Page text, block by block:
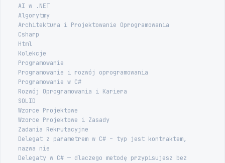
AI w .NET
Algorytmy
Architektura i Projektowanie Oprogramowania
Csharp
Html
Kolekcje
Programowanie
Programowanie i rozwój oprogramowania
Programowanie w C#
Rozwój Oprogramowania i Kariera
SOLID
Wzorce Projektowe
Wzorce Projektowe i Zasady
Zadania Rekrutacyjne
Delegat z parametrem w C# – typ jest kontraktem,
nazwa nie
Delegaty w C# — dlaczego metodę przypisujesz bez